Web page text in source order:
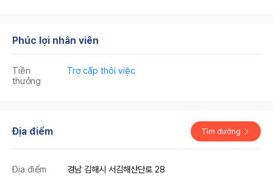
Phúc lợi nhân viên
Tiền
thưởng
Trợ cấp thôi việc
Địa điểm Tìm đường
Địa điểm 경남 김해시 서김해산단로 28